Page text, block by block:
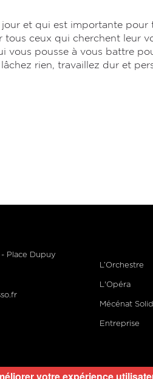
et qui est importante pour
tous ceux qui cherchent leur
vous pousse à vous battre
rien, travaillez dur et
Place Dupuy
Footer
menu
L’Orchestre
L'Opéra
Mécénat
Entreprise